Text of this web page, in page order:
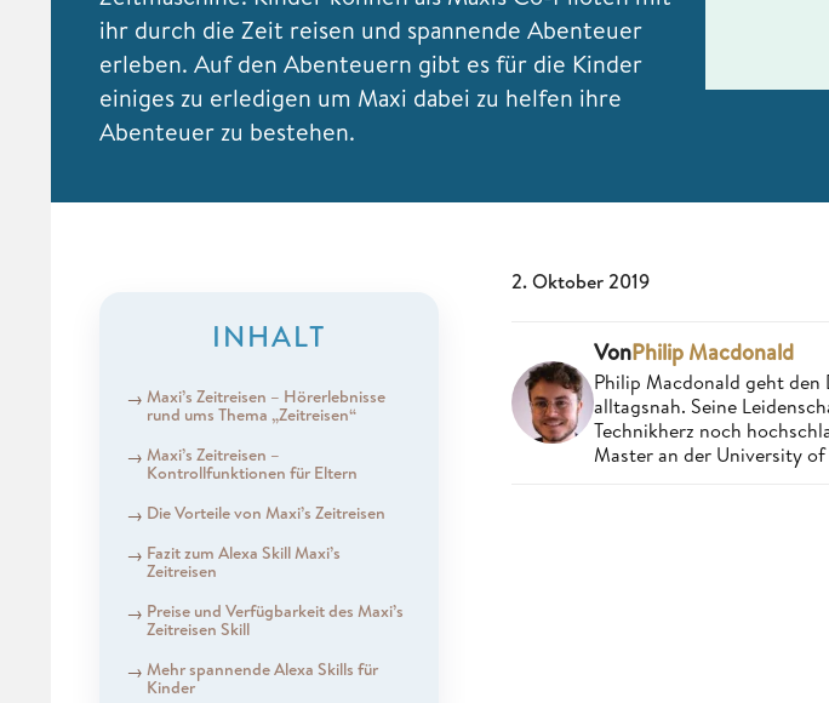
ihr durch die Zeit reisen und spannende Abenteuer
erleben. Auf den Abenteuern gibt es für die Kinder
einiges zu erledigen um Maxi dabei zu helfen ihre
Abenteuer zu bestehen.
INHALT
Maxi’s Zeitreisen – Hörerlebnisse
rund ums Thema „Zeitreisen“
Maxi’s Zeitreisen –
Kontrollfunktionen für Eltern
Die Vorteile von Maxi’s Zeitreisen
Fazit zum Alexa Skill Maxi’s
Zeitreisen
Preise und Verfügbarkeit des Maxi’s
Zeitreisen Skill
Mehr spannende Alexa Skills für
Kinder
2. Oktober 2019
VonPhilip Macdonald
Philip Macdonald geht den
alltagsnah. Seine
Technikherz noch
Master an der University of